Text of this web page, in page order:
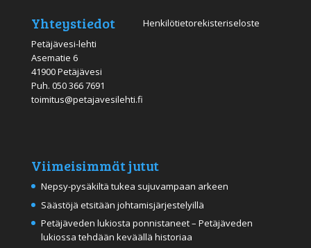
Yhteystiedot
Petäjävesi-lehti
Asematie 6
41900 Petäjävesi
Puh. 050 366 7691
toimitus@petajavesilehti.fi
Henkilötietorekisteriseloste
Viimeisimmät jutut
Nepsy-pysäkiltä tukea sujuvampaan arkeen
Säästöjä etsitään johtamisjärjestelyillä
Petäjäveden lukiosta ponnistaneet – Petäjäveden
lukiossa tehdään keväällä historiaa